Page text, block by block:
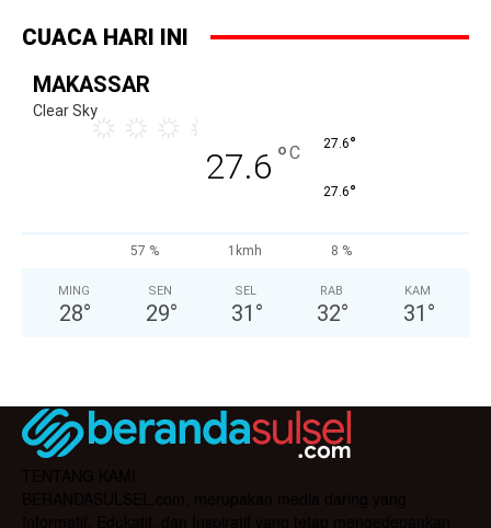
CUACA HARI INI
MAKASSAR
Clear Sky
27.6 °C 27.6°
27.6°
57 % 1kmh 8 %
MING
28°
SEN
29°
SEL
31 °
RAB
32°
KAM
31 °